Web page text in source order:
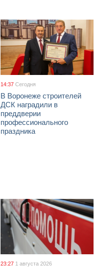
14:37 Сегодня
В Воронеже строителей
ДСК наградили в
преддверии
профессионального
праздника
23:27 1 августа 2026